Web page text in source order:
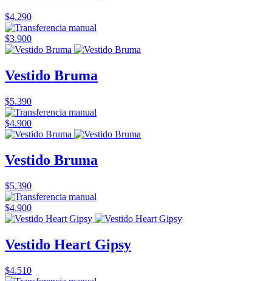
$4.290
$3.900
Vestido Bruma
$5.390
$4.900
Vestido Bruma
$5.390
$4.900
Vestido Heart Gipsy
$4.510